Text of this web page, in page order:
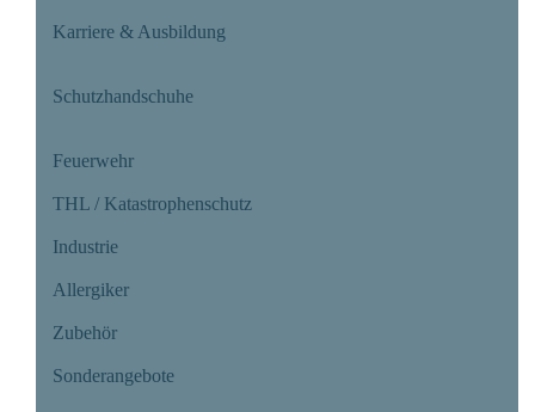
Karriere & Ausbildung
Schutzhandschuhe
Feuerwehr
THL / Katastrophenschutz
Industrie
Allergiker
Zubehör
Sonderangebote